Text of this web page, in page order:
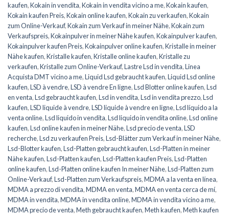
kaufen,Kokain in vendita,Kokain in vendita vicino a me,Kokain kaufen,
Kokain kaufen Preis,Kokain online kaufen,Kokain zu verkaufen,Kokain
zum Online-Verkauf,Kokain zum Verkauf in meiner Nähe,Kokain zum
Verkaufspreis,Kokainpulver in meiner Nähe kaufen,Kokainpulver kaufen,
Kokainpulver kaufen Preis,Kokainpulver online kaufen,Kristalle in meiner
Nähe kaufen,Kristalle kaufen,Kristalle online kaufen,Kristalle zu
verkaufen,Kristalle zum Online-Verkauf,Lastre Lsd in vendita,Linea
Acquista DMT vicino a me,Liquid Lsd gebraucht kaufen,Liquid Lsd online
kaufen,LSD à vendre,LSD à vendre En ligne,Lsd Blotter online kaufen,Lsd
en venta,Lsd gebraucht kaufen,Lsd in vendita,Lsd in vendita prezzo,Lsd
kaufen,LSD liquide à vendre,LSD liquide à vendre en ligne,Lsd líquido a la
venta online,Lsd liquido in vendita,Lsd liquido in vendita online,Lsd online
kaufen,Lsd online kaufen in meiner Nähe,Lsd precio de venta,LSD
recherche,Lsd zu verkaufen Preis,Lsd-Blätter zum Verkauf in meiner Nähe,
Lsd-Blotter kaufen,Lsd-Platten gebraucht kaufen,Lsd-Platten in meiner
Nähe kaufen,Lsd-Platten kaufen,Lsd-Platten kaufen Preis,Lsd-Platten
online kaufen,Lsd-Platten online kaufen In meiner Nähe,Lsd-Platten zum
Online-Verkauf,Lsd-Platten zum Verkaufspreis,MDMA a la venta en línea,
MDMA a prezzo di vendita,MDMA en venta,MDMA en venta cerca de mí,
MDMA in vendita,MDMA in vendita online,MDMA in vendita vicino a me,
MDMA precio de venta,Meth gebraucht kaufen,Meth kaufen,Meth kaufen